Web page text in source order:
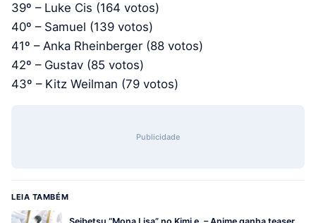
39º – Luke Cis (164 votos)
40º – Samuel (139 votos)
41º – Anka Rheinberger (88 votos)
42º – Gustav (85 votos)
43º – Kitz Weilman (79 votos)
Publicidade
LEIA TAMBÉM